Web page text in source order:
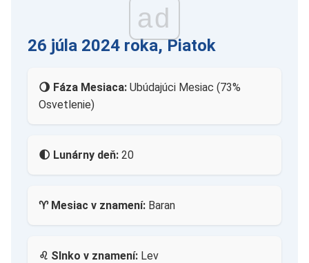
ad
26 júla 2024 roka, Piatok
🌖 Fáza Mesiaca: Ubúdajúci Mesiac (73%
Osvetlenie)
🌓 Lunárny deň: 20
♈ Mesiac v znamení: Baran
♌ Slnko v znamení: Lev